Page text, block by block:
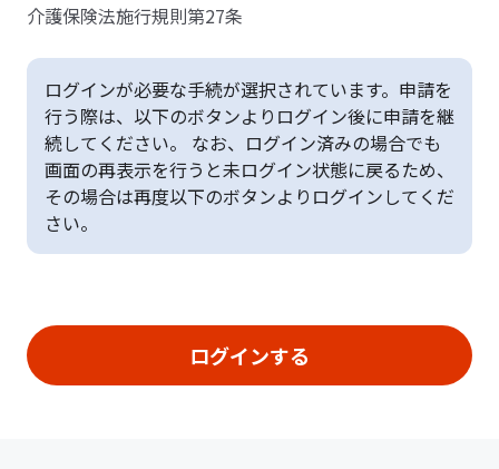
介護保険法施行規則第27条
ログインが必要な手続が選択されています。申請を
行う際は、以下のボタンよりログイン後に申請を継
続してください。 なお、ログイン済みの場合でも
画面の再表示を行うと未ログイン状態に戻るため、
その場合は再度以下のボタンよりログインしてくだ
さい。